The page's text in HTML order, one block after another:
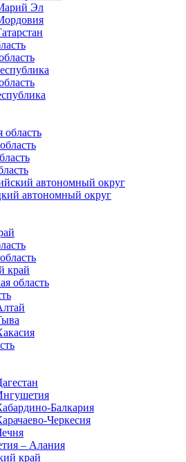
Эл
область
автономный округ
автономный округ
край
область
Балкария
Черкесия
– Алания
край